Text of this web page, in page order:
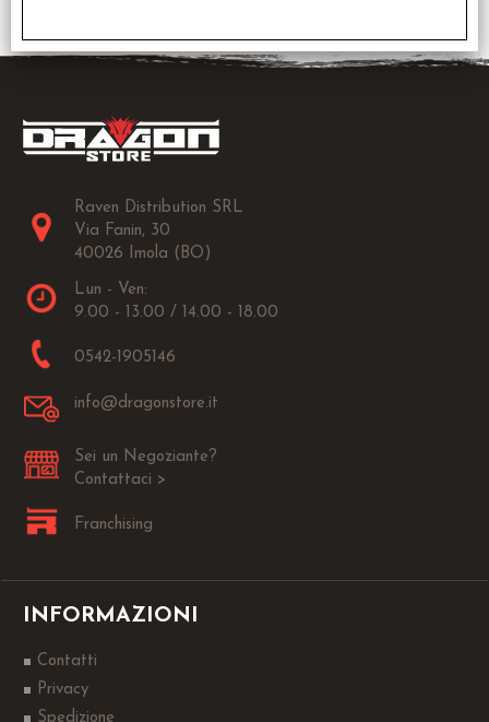
Raven Distribution SRL
Via Fanin, 30
40026 Imola (BO)
Lun - Ven:
9.00 - 13.00 / 14.00 - 18.00
0542-1905146
info@dragonstore.it
Sei un Negoziante?
Contattaci >
Franchising
INFORMAZIONI
Contatti
Privacy
Spedizione